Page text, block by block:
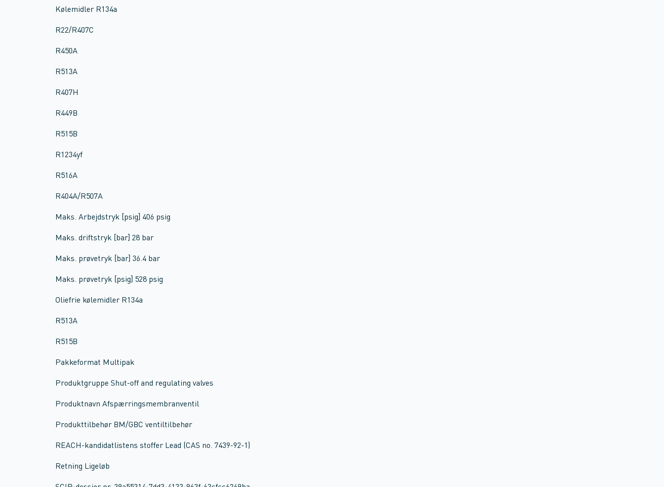
Kølemidler R134a
R22/R407C
R450A
R513A
R407H
R449B
R515B
R1234yf
R516A
R404A/R507A
Maks. Arbejdstryk [psig] 406 psig
Maks. driftstryk [bar] 28 bar
Maks. prøvetryk [bar] 36.4 bar
Maks. prøvetryk [psig] 528 psig
Oliefrie kølemidler R134a
R513A
R515B
Pakkeformat Multipak
Produktgruppe Shut-off and regulating valves
Produktnavn Afspærringsmembranventil
Produkttilbehør BM/GBC ventiltilbehør
REACH-kandidatlistens stoffer Lead (CAS no. 7439-92-1)
Retning Ligeløb